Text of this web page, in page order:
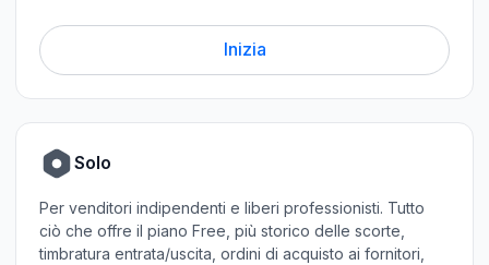
Inizia
Solo
Per venditori indipendenti e liberi professionisti. Tutto
ciò che offre il piano Free, più storico delle scorte,
timbratura entrata/uscita, ordini di acquisto ai fornitori,